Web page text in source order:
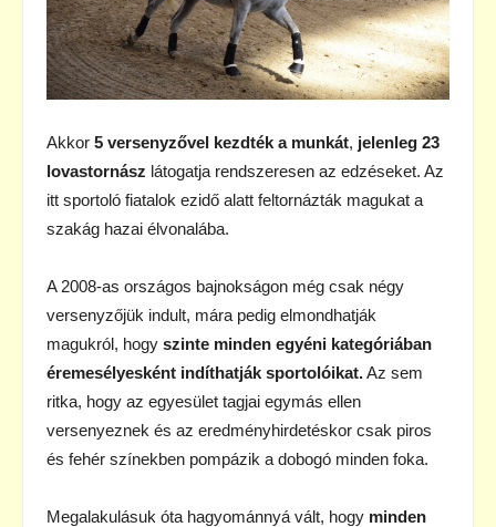
Akkor 5 versenyzővel kezdték a munkát, jelenleg 23
lovastornász látogatja rendszeresen az edzéseket. Az
itt sportoló fiatalok ezidő alatt feltornázták magukat a
szakág hazai élvonalába.
A 2008-as országos bajnokságon még csak négy
versenyzőjük indult, mára pedig elmondhatják
magukról, hogy szinte minden egyéni kategóriában
éremesélyesként indíthatják sportolóikat.Az sem
ritka, hogy az egyesület tagjai egymás ellen
versenyeznek és az eredményhirdetéskor csak piros
és fehér színekben pompázik a dobogó minden foka.
Megalakulásuk óta hagyománnyá vált, hogy minden